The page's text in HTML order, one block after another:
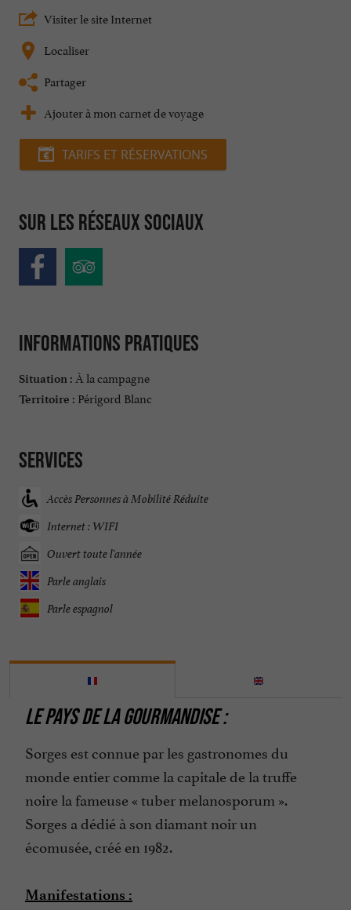
Visiter le site Internet
Localiser
Partager
Ajouter à mon carnet de voyage
TARIFS ET RÉSERVATIONS
Sur les réseaux sociaux
Informations pratiques
Situation : À la campagne
Territoire : Périgord Blanc
Services
Accès Personnes à Mobilité Réduite
Internet : WIFI
Ouvert toute l'année
Parle anglais
Parle espagnol
LE PAYS DE LA GOURMANDISE :
Sorges est connue par les gastronomes du
monde entier comme la capitale de la truffe
noire la fameuse « tuber melanosporum ».
Sorges a dédié à son diamant noir un
écomusée, créé en 1982.
Manifestations :